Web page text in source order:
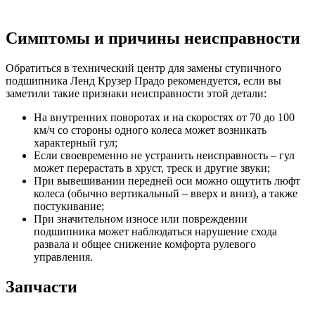
Симптомы и причины неисправности
Обратиться в технический центр для замены ступичного
подшипника Ленд Крузер Прадо рекомендуется, если вы
заметили такие признаки неисправности этой детали:
На внутренних поворотах и на скоростях от 70 до 100
км/ч со стороны одного колеса может возникать
характерный гул;
Если своевременно не устранить неисправность – гул
может перерастать в хруст, треск и другие звуки;
При вывешивании передней оси можно ощутить люфт
колеса (обычно вертикальный – вверх и вниз), а также
постукивание;
При значительном износе или повреждении
подшипника может наблюдаться нарушение схода
развала и общее снижение комфорта рулевого
управления.
Запчасти